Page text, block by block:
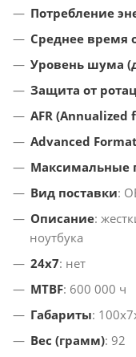
Потребление
Среднее время
Уровень шума
Защита от
AFR
Advanced Format
Максимальные
Вид поставки:
Описание:
ноутбука
24x7: нет
MTBF: 600 000 ч
Габариты:
Вес (грамм): 92